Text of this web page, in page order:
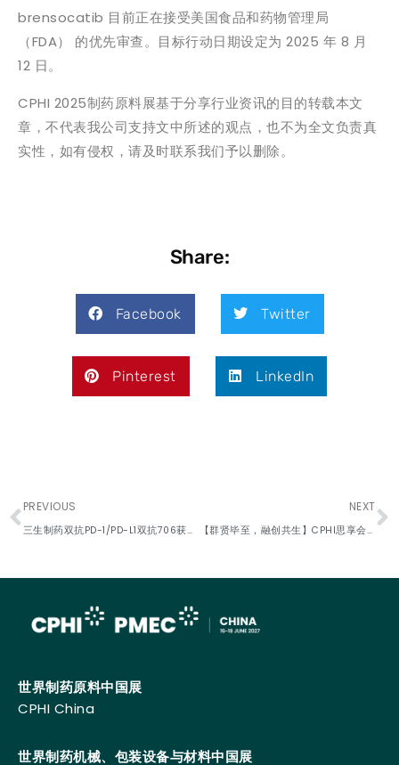
brensocatib 目前正在接受美国食品和药物管理局
（FDA） 的优先审查。目标行动日期设定为 2025 年 8 月
12 日。
CPHI 2025制药原料展基于分享行业资讯的目的转载本文
章，不代表我公司支持文中所述的观点，也不为全文负责真
实性，如有侵权，请及时联系我们予以删除。
Share:
Facebook Twitter
Pinterest LinkedIn
PREVIOUS
三生制药双抗PD-1/PD-L1双抗706获批两项II期临床，用于治疗消化系统肿瘤和非小细胞肺癌
NEXT
【群贤毕至，融创共生】CPHI思享会—2025第五届医药创新产业年会今日璀璨启幕！
世界制药原料中国展
CPHI China
世界制药机械、包装设备与材料中国展